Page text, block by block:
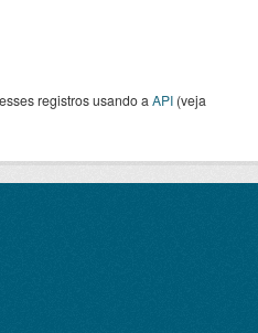
registros usando a API (veja